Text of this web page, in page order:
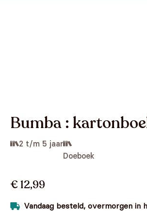
Bumba :
2 t/m 5 jaar
Doeboek
€ 12,99
Vandaag besteld, overmorgen in